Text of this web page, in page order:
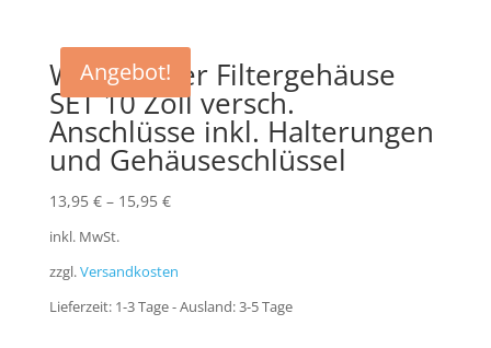
Angebot!
Wasserfilter Filtergehäuse
SET 10 Zoll versch.
Anschlüsse inkl. Halterungen
und Gehäuseschlüssel
13,95 €– 15,95 €
inkl. MwSt.
zzgl.Versandkosten
Lieferzeit: 1-3 Tage - Ausland: 3-5 Tage